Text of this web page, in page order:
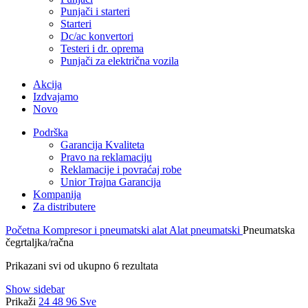
Punjači i starteri
Starteri
Dc/ac konvertori
Testeri i dr. oprema
Punjači za električna vozila
Akcija
Izdvajamo
Novo
Podrška
Garancija Kvaliteta
Pravo na reklamaciju
Reklamacije i povraćaj robe
Unior Trajna Garancija
Kompanija
Za distributere
Početna Kompresor i pneumatski alat Alat pneumatski Pneumatska
čegrtaljka/račna
Prikazani svi od ukupno 6 rezultata
Show sidebar
Prikaži 24 48 96 Sve